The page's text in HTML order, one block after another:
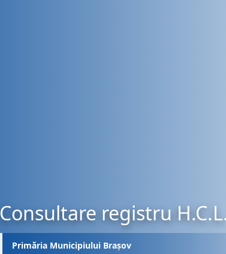
Consultare registru
Primăria Municipiului Brașov